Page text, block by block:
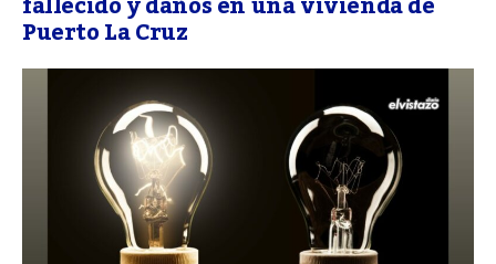
Puerto La Cruz